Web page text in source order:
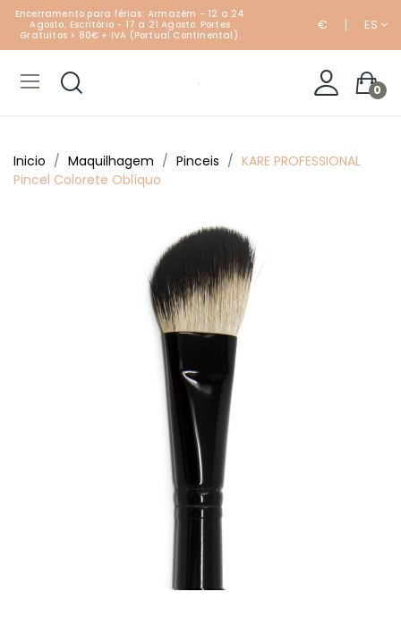
Encerramento para férias: Armazém - 12 a 24
Agosto; Escritório - 17 a 21 Agosto. Portes
Gratuitos > 80€ + IVA (Portual Continental).
€ ES
0
Inicio Maquilhagem Pinceis
KARE PROFESSIONAL
Pincel Colorete Oblíquo